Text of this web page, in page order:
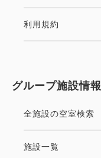
＆最大21時
in 14:00~ 29:00 /
■■■ 夏休みの楽し
もちろん、手塚治
利用規約
グループ施設情報
全施設の空室検索
施設一覧